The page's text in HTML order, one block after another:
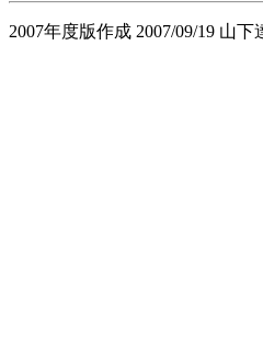
2007年度版作成 2007/09/19 山下